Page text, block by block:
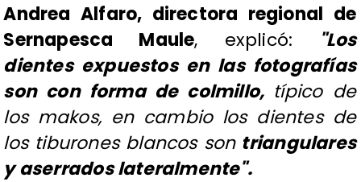
​Andrea Alfaro, directora regional de
Sernapesca Maule, explicó:
"Los
dientes expuestos en las fotografías
son con forma de colmillo, típico de
los makos, en cambio los dientes de
los tiburones blancos sontriangulares
y aserrados lateralmente".